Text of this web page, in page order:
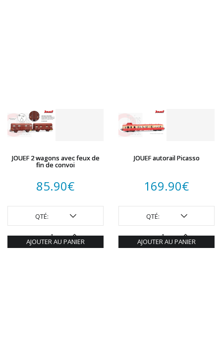
JOUEF 2 wagons avec feux de
fin de convoi
85.90€
QTÉ:
AJOUTER AU PANIER
JOUEF autorail Picasso
169.90€
QTÉ:
AJOUTER AU PANIER